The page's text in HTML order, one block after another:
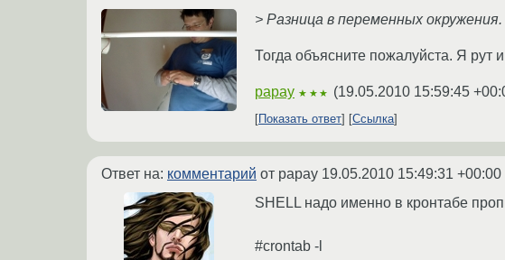
> Разница в переменных окружения.
Тогда объясните пожалуйста. Я рут
papay ★★★ (19.05.2010 15:59:45
Показать ответ
Ссылка
Ответ на: комментарий от papay 19.05.2010 15:49:31 +00:00
SHELL надо именно в кронтабе
#crontab -l